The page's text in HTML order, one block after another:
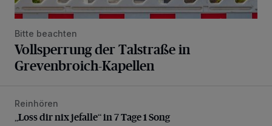
Bitte beachten
Vollsperrung der Talstraße in
Grevenbroich-Kapellen
„Loss dir nix jefalle“ in 7 Tage 1 Song
Reinhören
„Loss dir nix jefalle“ in 7 Tage 1 Song